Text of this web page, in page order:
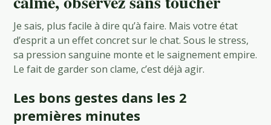
Je sais, plus facile à dire qu’à faire. Mais votre état
d’esprit a un effet concret sur le chat. Sous le stress,
sa pression sanguine monte et le saignement empire.
Le fait de garder son clame, c’est déjà agir.
Les bons gestes dans les 2
premières minutes